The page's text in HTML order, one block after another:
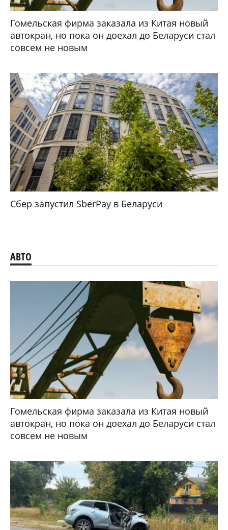
Гомельская фирма заказала из Китая новый
автокран, но пока он доехал до Беларуси стал
совсем не новым
Сбер запустил SberPay в Беларуси
АВТО
Гомельская фирма заказала из Китая новый
автокран, но пока он доехал до Беларуси стал
совсем не новым